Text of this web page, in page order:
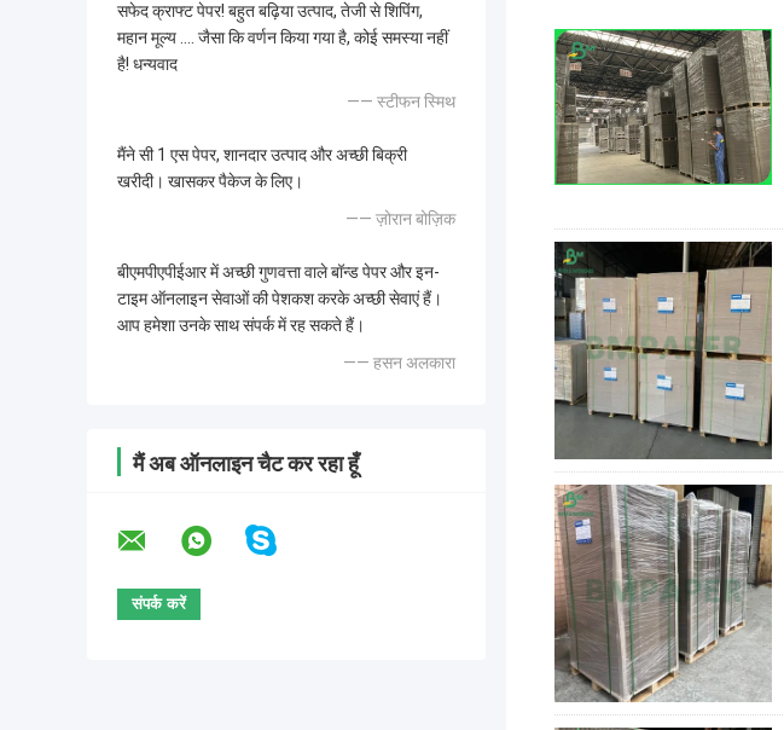
सफेद क्राफ्ट पेपर! बहुत बढ़िया उत्पाद, तेजी से शिपिंग,
महान मूल्य .... जैसा कि वर्णन किया गया है, कोई समस्या नहीं
है! धन्यवाद
—— स्टीफन स्मिथ
मैंने सी 1 एस पेपर, शानदार उत्पाद और अच्छी बिक्री
खरीदी। खासकर पैकेज के लिए।
—— ज़ोरान बोज़िक
बीएमपीएपीईआर में अच्छी गुणवत्ता वाले बॉन्ड पेपर और इन-
टाइम ऑनलाइन सेवाओं की पेशकश करके अच्छी सेवाएं हैं।
आप हमेशा उनके साथ संपर्क में रह सकते हैं।
—— हसन अलकारा
मैं अब ऑनलाइन चैट कर रहा हूँ